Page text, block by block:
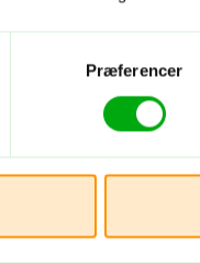
Præferencer